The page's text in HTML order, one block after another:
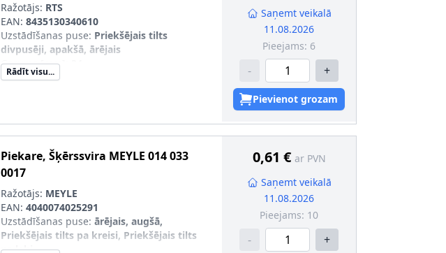
Ražotājs: RTS
EAN: 8435130340610
Uzstādīšanas puse: Priekšējais tilts
divpusēji, apakšā, ārējais
Garums [mm]
Masa [kg]:0,082
Uzstādīšanas veids:Gumijas-metāla gultnis
Rādīt visu...
Saņemt veikalā
11.08.2026
Pieejams: 6
- +
Pievienot grozam
Piekare, Šķērssvira MEYLE 014 033
0017
Ražotājs: MEYLE
EAN: 4040074025291
Uzstādīšanas puse: ārējais, augšā,
Priekšējais tilts pa kreisi, Priekšējais tilts
pa labi
0,61 € ar PVN
Saņemt veikalā
11.08.2026
Pieejams: 10
- +